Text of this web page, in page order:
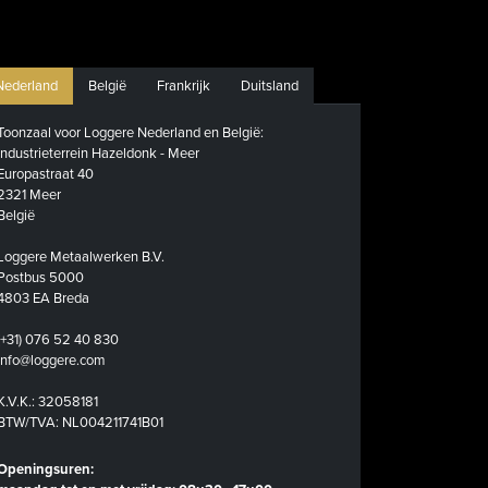
België Frankrijk Duitsland
voor Loggere Nederland en België:
Hazeldonk - Meer
40
Meer
Metaalwerken B.V.
5000
EA Breda
076 52 40 830
32058181
TVA: NL004211741B01